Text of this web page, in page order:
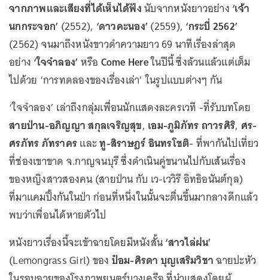
จากภาพและเสียงที่ได้เห็นได้ฟังนับจากหนังยาวอย่าง ‘เจ้า
นกกระจอก’ (2552), ‘ดาวคะนอง’(2559), ‘กระบี่ 2562’
(2562) จนมาถึงหนังขาวดำความยาว 69 นาทีเรื่องล่าสุด
อย่าง ‘ใจจำลอง’หรือ Come Hereในปีนี้ ซึ่งล้วนแล้วแต่เต็ม
ไปด้วย ‘การทดลองของเรื่องเล่า’ ในรูปแบบต่างๆ กัน
‘ใจจำลอง’ เล่าถึงกลุ่มเพื่อนนักแสดงละครเวที -ที่รับบทโดย
สายป่าน-อภิญญา สกุลเจริญสุข, เอม-ภูมิภัทร ถาวรศิริ, ศร-
ศรภัทร ภัทราครและทู-สิราษฎร์ อินทรโชติ- ที่พากันไปเที่ยว
ที่ช่องเขาขาด จ.กาญจนบุรี ซึ่งดำเนินคู่ขนานไปกับเส้นเรื่อง
ของหญิงสาวสองคน (สายป่าน กับ เว-เววิรี อิทธิอนันต์กุล)
ที่มาแคมปิ้งกันในป่า ก่อนที่หนึ่งในนั้นจะตื่นขึ้นมากลางดึกแล้ว
พบว่าเพื่อนได้หายตัวไป
หนังยาวเรื่องนี้จะเข้าฉายโดยมีหนังสั้น‘สาวไล่ฝน’
(Lemongrass Girl) ของ ป๋อม-ศิรดา บุญเสริมวิชาฉายปะหัว